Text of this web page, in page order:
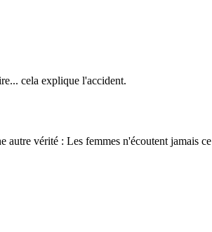
cela explique l'accident.
autre vérité : Les femmes n'écoutent jamais ce